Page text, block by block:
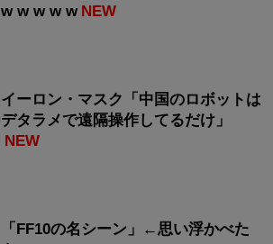
w w w w w NEW
イーロン・マスク「中国のロボットは
デタラメで遠隔操作してるだけ」
NEW
「FF10の名シーン」←思い浮かべた